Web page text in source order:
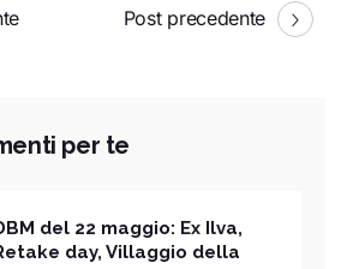
Post precedente
per te
del 22 maggio: Ex Ilva,
day, Villaggio della